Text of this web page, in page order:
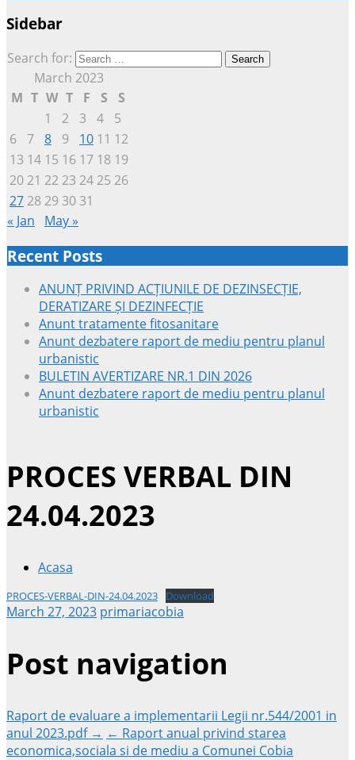
Sidebar
Search for:
March 2023
M T W T F S
S
1
2 3 4
5
6
7 8 9 10 11 12
13 14 15 16 17 18 19
20 21 22 23 24 25 26
27 28 29 30 31
« Jan
May »
Recent Posts
ANUNȚ PRIVIND ACȚIUNILE DE DEZINSECȚIE,
DERATIZARE ȘI DEZINFECȚIE
Anunt tratamente fitosanitare
Anunt dezbatere raport de mediu pentru planul
urbanistic
BULETIN AVERTIZARE NR.1 DIN 2026
Anunt dezbatere raport de mediu pentru planul
urbanistic
PROCES VERBAL DIN
24.04.2023
Acasa
PROCES-VERBAL-DIN-24.04.2023 Download
March 27, 2023 primariacobia
Post navigation
Raport de evaluare a implementarii Legii nr.544/2001 in
anul 2023.pdf → ← Raport anual privind starea
economica,sociala si de mediu a Comunei Cobia